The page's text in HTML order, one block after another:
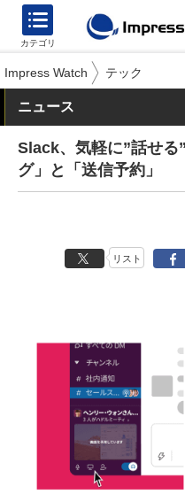
カテゴリ
Impress Watch テック
ニュース
Slack、気軽に”話せる
グ」と「送信予約」
リスト